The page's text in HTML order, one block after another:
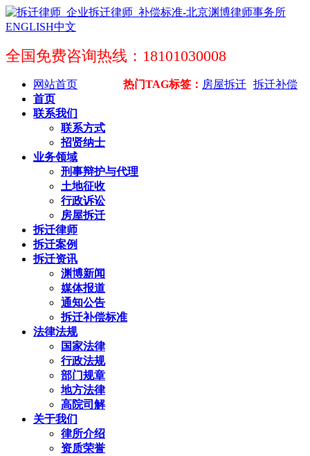
ENGLISH中文
全国免费咨询热线：18101030008
热门TAG标签： 拆迁补偿
房屋拆迁
网站首页
首页
联系我们
联系方式
招贤纳士
业务领域
刑事辩护与代理
土地征收
行政诉讼
房屋拆迁
拆迁律师
拆迁案例
拆迁资讯
渊博新闻
媒体报道
通知公告
拆迁补偿标准
法律法规
国家法律
行政法规
部门规章
地方法律
高院司解
关于我们
律所介绍
资质荣誉